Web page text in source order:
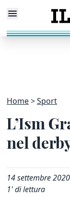
Home Sport
L’Ism
nel
14 settembre 2020
1' di lettura